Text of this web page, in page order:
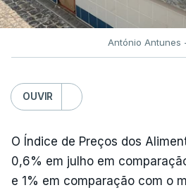
António Antunes
OUVIR
O Índice de Preços dos
0,6% em julho em
e 1% em comparação com o